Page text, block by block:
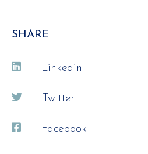
SHARE
Linkedin
Twitter
Facebook